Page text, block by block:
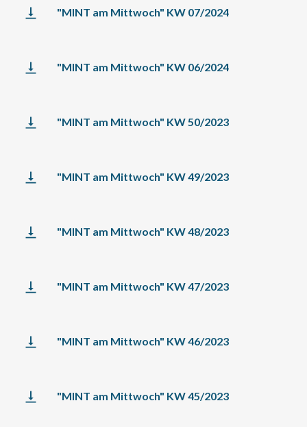
"MINT am Mittwoch" KW 07/2024
"MINT am Mittwoch" KW 06/2024
"MINT am Mittwoch" KW 50/2023
"MINT am Mittwoch" KW 49/2023
"MINT am Mittwoch" KW 48/2023
"MINT am Mittwoch" KW 47/2023
"MINT am Mittwoch" KW 46/2023
"MINT am Mittwoch" KW 45/2023